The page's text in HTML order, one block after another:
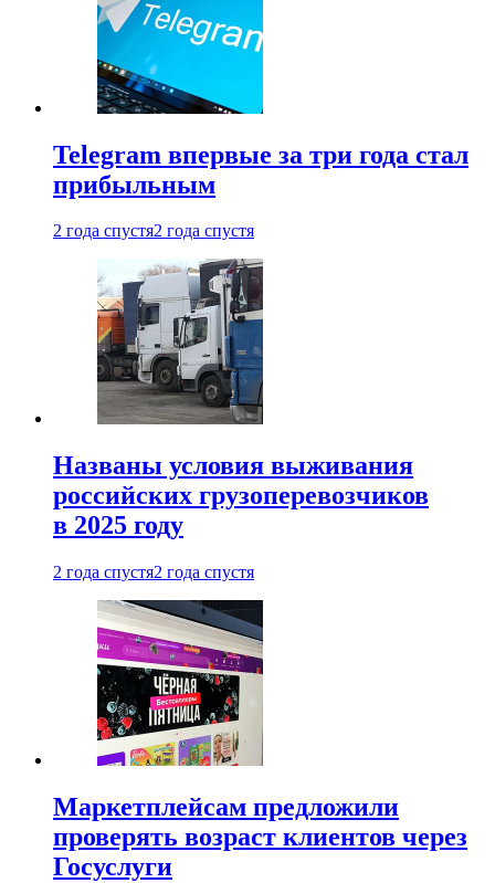
Telegram впервые за три года стал
прибыльным
2 года спустя2 года спустя
Названы условия выживания
российских грузоперевозчиков
в 2025 году
2 года спустя2 года спустя
Маркетплейсам предложили
проверять возраст клиентов через
Госуслуги